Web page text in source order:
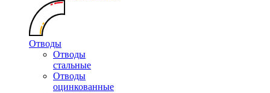
Отводы
Отводы
стальные
Отводы
оцинкованные